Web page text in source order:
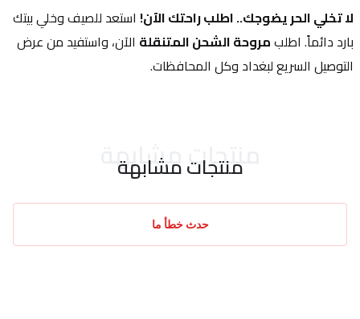
لا تخلي الحر يضوجك.. اطلب راحتك الآن!
بارد دائماً. اطلب مروحة الشحن المتنقلة
التوصيل السريع لبغداد وكل المحافظات.
منتجات مشابهة
منتجات مشابهة
حدث خطأ ما